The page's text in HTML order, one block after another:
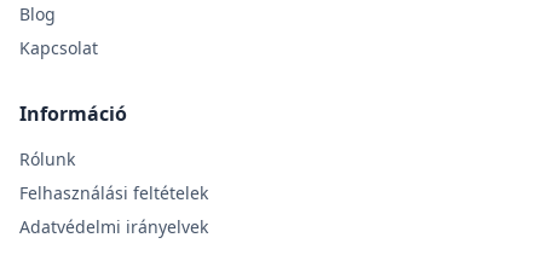
Blog
Kapcsolat
Információ
Rólunk
Felhasználási feltételek
Adatvédelmi irányelvek